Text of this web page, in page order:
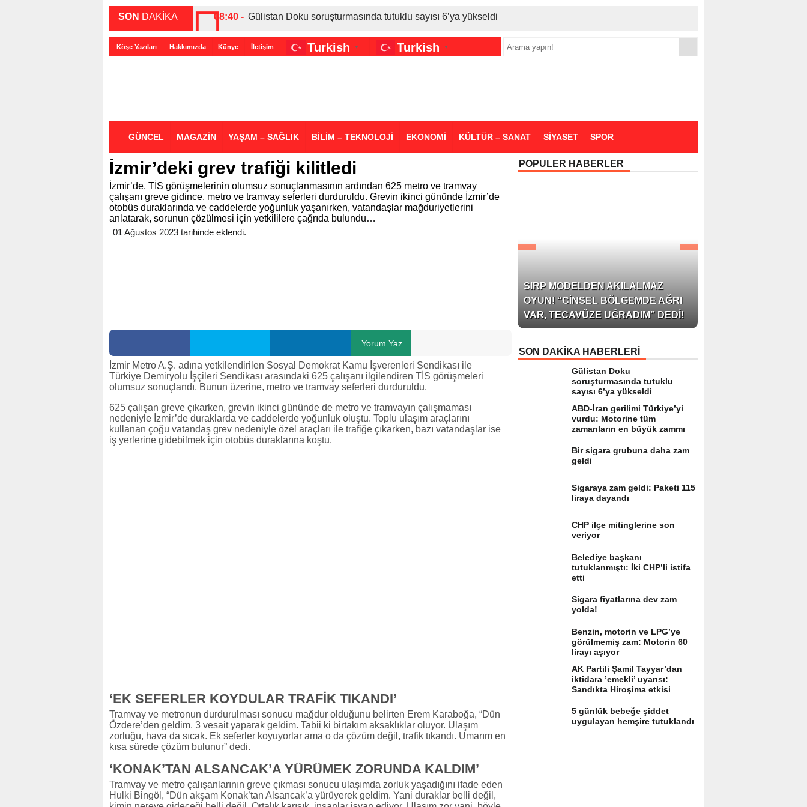
SON DAKİKA 08:40 - Gülistan Doku soruşturmasında tutuklu sayısı 6’ya yükseldi
00:27 - ABD-İran gerilimi Türkiye’yi vurdu: Motorine tüm zamanların en büyük zammı
00:35 - Bir sigara grubuna daha zam geldi
Köşe Yazıları Hakkımızda Künye İletişim Turkish ▼ Turkish ▼
GÜNCEL MAGAZİN YAŞAM – SAĞLIK BİLİM – TEKNOLOJİ EKONOMİ KÜLTÜR – SANAT SİYASET SPOR
İzmir’deki grev trafiği kilitledi
İzmir’de, TİS görüşmelerinin olumsuz sonuçlanmasının ardından 625 metro ve tramvay
çalışanı greve gidince, metro ve tramvay seferleri durduruldu. Grevin ikinci gününde İzmir’de
otobüs duraklarında ve caddelerde yoğunluk yaşanırken, vatandaşlar mağduriyetlerini
anlatarak, sorunun çözülmesi için yetkililere çağrıda bulundu…
01 Ağustos 2023 tarihinde eklendi.
Yorum Yaz
İzmir Metro A.Ş. adına yetkilendirilen Sosyal Demokrat Kamu İşverenleri Sendikası ile
Türkiye Demiryolu İşçileri Sendikası arasındaki 625 çalışanı ilgilendiren TİS görüşmeleri
olumsuz sonuçlandı. Bunun üzerine, metro ve tramvay seferleri durduruldu.
625 çalışan greve çıkarken, grevin ikinci gününde de metro ve tramvayın çalışmaması
nedeniyle İzmir’de duraklarda ve caddelerde yoğunluk oluştu. Toplu ulaşım araçlarını
kullanan çoğu vatandaş grev nedeniyle özel araçları ile trafiğe çıkarken, bazı vatandaşlar ise
iş yerlerine gidebilmek için otobüs duraklarına koştu.
‘EK SEFERLER KOYDULAR TRAFİK TIKANDI’
Tramvay ve metronun durdurulması sonucu mağdur olduğunu belirten Erem Karaboğa, “Dün
Özdere’den geldim. 3 vesait yaparak geldim. Tabii ki birtakım aksaklıklar oluyor. Ulaşım
zorluğu, hava da sıcak. Ek seferler koyuyorlar ama o da çözüm değil, trafik tıkandı. Umarım en
kısa sürede çözüm bulunur” dedi.
‘KONAK’TAN ALSANCAK’A YÜRÜMEK ZORUNDA KALDIM’
Tramvay ve metro çalışanlarının greve çıkması sonucu ulaşımda zorluk yaşadığını ifade eden
Hulki Bingöl, “Dün akşam Konak’tan Alsancak’a yürüyerek geldim. Yani duraklar belli değil,
POPÜLER HABERLER
SIRP MODELDEN AKILALMAZ
OYUN! “CINSEL BÖLGEMDE AĞRI
VAR, TECAVÜZE UĞRADIM” DEDI!
SON DAKİKA HABERLERİ
Gülistan Doku
soruşturmasında tutuklu
sayısı 6’ya yükseldi
ABD-İran gerilimi Türkiye’yi
vurdu: Motorine tüm
zamanların en büyük zammı
Bir sigara grubuna daha zam
geldi
Sigaraya zam geldi: Paketi 115
liraya dayandı
CHP ilçe mitinglerine son
veriyor
Belediye başkanı
tutuklanmıştı: İki CHP’li istifa
etti
Sigara fiyatlarına dev zam
yolda!
Benzin, motorin ve LPG’ye
görülmemiş zam: Motorin 60
lirayı aşıyor
AK Partili Şamil Tayyar’dan
iktidara ’emekli’ uyarısı:
Sandıkta Hiroşima etkisi
5 günlük bebeğe şiddet
uygulayan hemşire tutuklandı